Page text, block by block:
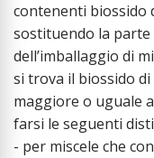
contenenti biossido
sostituendo la parte
dell’imballaggio di
si trova il biossido
maggiore o uguale
farsi le seguenti
- per miscele che